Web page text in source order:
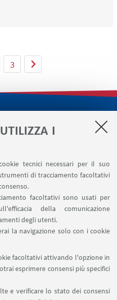
I
tecnici necessari per il suo
di tracciamento facoltativi
facoltativi sono usati per
della comunicazione
degli utenti.
la navigazione solo con i cookie
facoltativi attivando l'opzione in
esprimere consensi più specifici
e verificare lo stato dei consensi
3
evento
SU:
SU: